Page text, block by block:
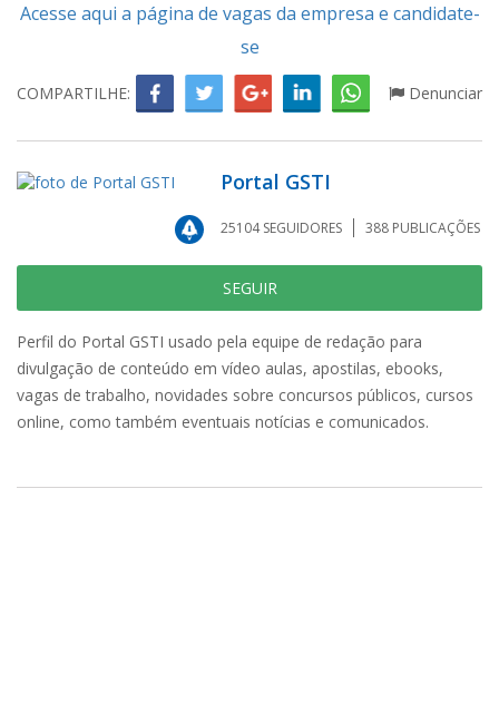
Acesse aqui a página de vagas da empresa e candidate-
se
COMPARTILHE: Denunciar
Portal GSTI
25104SEGUIDORES 388 PUBLICAÇÕES
SEGUIR
Perfil do Portal GSTI usado pela equipe de redação para
divulgação de conteúdo em vídeo aulas, apostilas, ebooks,
vagas de trabalho, novidades sobre concursos públicos, cursos
online, como também eventuais notícias e comunicados.